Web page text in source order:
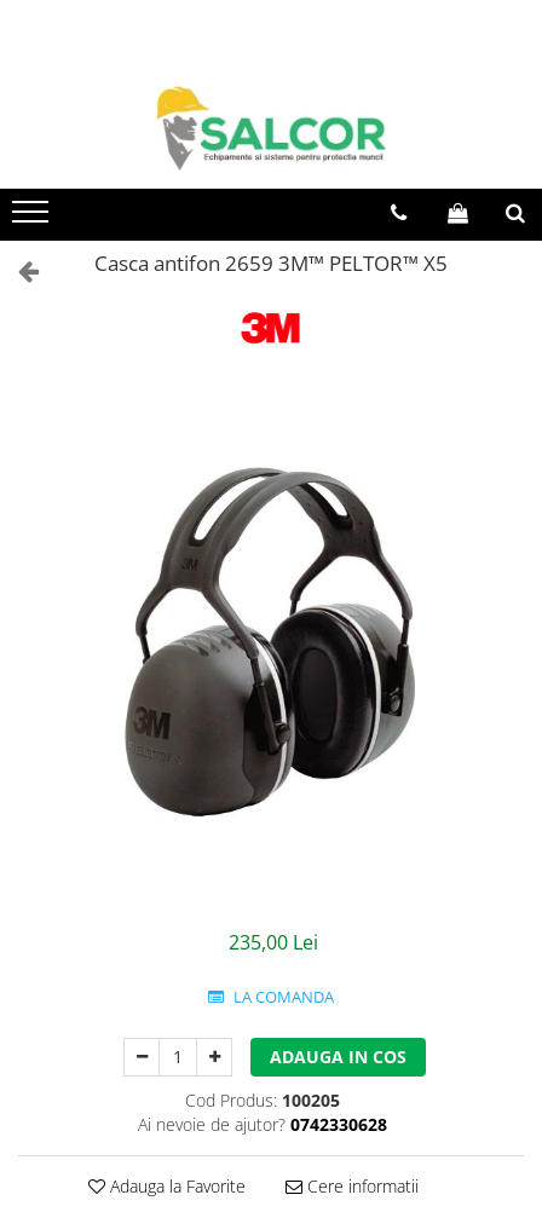
Articole unica folosinta
Camasi
Jachete/Bluze Salopeta
Pantaloni cu pieptar
Pantaloni de lucru
Pantaloni scurti
Pelerine de ploaie
Protectie termica
Lucru la Inaltime
Accesorii alpinism utilitar
Bucle
Carabiniere
Casca antifon 2659 3M™ PELTOR™ X5
235,00 Lei
LA COMANDA
ADAUGA IN COS
Cod Produs: 100205
Ai nevoie de ajutor? 0742330628
Adauga la Favorite Cere informatii